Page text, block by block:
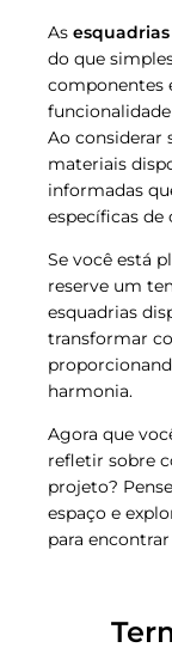
As
do que
componentes
Ao considerar
materiais
informadas
específicas de
Se você está
reserve um
esquadrias
transformar
harmonia.
Agora que
refletir sobre
projeto?
espaço e
para